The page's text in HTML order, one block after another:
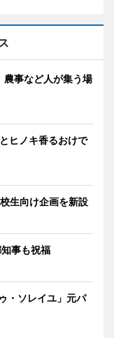
事など人が集う場
ヒノキ香るおけで
生向け企画を新設
事も祝福
・ソレイユ」元パ